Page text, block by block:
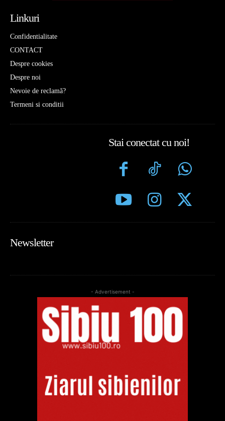
Linkuri
Confidentialitate
CONTACT
Despre cookies
Despre noi
Nevoie de reclamă?
Termeni si conditii
Stai conectat cu noi!
Newsletter
- Advertisement -